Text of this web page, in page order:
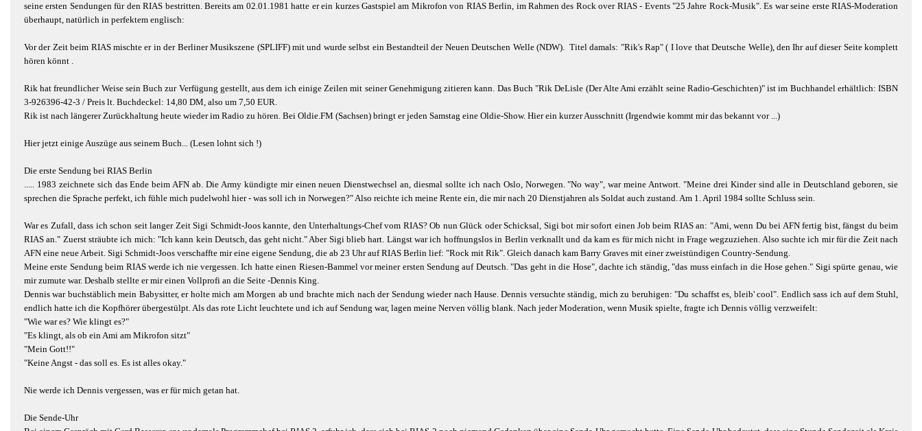
seine ersten Sendungen für den RIAS bestritten. Bereits am 02.01.1981 hatte er ein kurzes Gastspiel am Mikrofon von RIAS Berlin, im Rahmen des Rock over RIAS - Events "25 Jahre Rock-Musik". Es war seine erste RIAS-Moderation
überhaupt, natürlich in perfektem englisch:
Vor der Zeit beim RIAS mischte er in der Berliner Musikszene (SPLIFF) mit und wurde selbst ein Bestandteil der Neuen Deutschen Welle (NDW). Titel damals: "Rik's Rap" ( I love that Deutsche Welle), den Ihr auf dieser Seite komplett
hören könnt .
Rik hat freundlicher Weise sein Buch zur Verfügung gestellt, aus dem ich einige Zeilen mit seiner Genehmigung zitieren kann. Das Buch "Rik DeLisle (Der Alte Ami erzählt seine Radio-Geschichten)" ist im Buchhandel erhältlich: ISBN
3-926396-42-3 / Preis lt. Buchdeckel: 14,80 DM, also um 7,50 EUR.
Rik ist nach längerer Zurückhaltung heute wieder im Radio zu hören. Bei Oldie.FM (Sachsen) bringt er jeden Samstag eine Oldie-Show. Hier ein kurzer Ausschnitt (Irgendwie kommt mir das bekannt vor ...)
Hier jetzt einige Auszüge aus seinem Buch... (Lesen lohnt sich !)
Die erste Sendung bei RIAS Berlin
..... 1983 zeichnete sich das Ende beim AFN ab. Die Army kündigte mir einen neuen Dienstwechsel an, diesmal sollte ich nach Oslo, Norwegen. "No way", war meine Antwort. "Meine drei Kinder sind alle in Deutschland geboren, sie
sprechen die Sprache perfekt, ich fühle mich pudelwohl hier - was soll ich in Norwegen?" Also reichte ich meine Rente ein, die mir nach 20 Dienstjahren als Soldat auch zustand. Am 1. April 1984 sollte Schluss sein.
War es Zufall, dass ich schon seit langer Zeit Sigi Schmidt-Joos kannte, den Unterhaltungs-Chef vom RIAS? Ob nun Glück oder Schicksal, Sigi bot mir sofort einen Job beim RIAS an: "Ami, wenn Du bei AFN fertig bist, fängst du beim
RIAS an." Zuerst sträubte ich mich: "Ich kann kein Deutsch, das geht nicht." Aber Sigi blieb hart. Längst war ich hoffnungslos in Berlin verknallt und da kam es für mich nicht in Frage wegzuziehen. Also suchte ich mir für die Zeit nach
AFN eine neue Arbeit. Sigi Schmidt-Joos verschaffte mir eine eigene Sendung, die ab 23 Uhr auf RIAS Berlin lief: "Rock mit Rik". Gleich danach kam Barry Graves mit einer zweistündigen Country-Sendung.
Meine erste Sendung beim RIAS werde ich nie vergessen. Ich hatte einen Riesen-Bammel vor meiner ersten Sendung auf Deutsch. "Das geht in die Hose", dachte ich ständig, "das muss einfach in die Hose gehen." Sigi spürte genau, wie
mir zumute war. Deshalb stellte er mir einen Vollprofi an die Seite -Dennis King.
Dennis war buchstäblich mein Babysitter, er holte mich am Morgen ab und brachte mich nach der Sendung wieder nach Hause. Dennis versuchte ständig, mich zu beruhigen: "Du schaffst es, bleib' cool". Endlich sass ich auf dem Stuhl,
endlich hatte ich die Kopfhörer übergestülpt. Als das rote Licht leuchtete und ich auf Sendung war, lagen meine Nerven völlig blank. Nach jeder Moderation, wenn Musik spielte, fragte ich Dennis völlig verzweifelt:
"Wie war es? Wie klingt es?"
"Es klingt, als ob ein Ami am Mikrofon sitzt"
"Mein Gott!!"
"Keine Angst - das soll es. Es ist alles okay."
Nie werde ich Dennis vergessen, was er für mich getan hat.
Die Sende-Uhr